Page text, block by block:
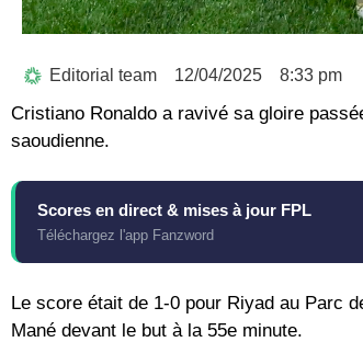
Editorial team 12/04/2025 8:33 pm
Cristiano Ronaldo a ravivé sa gloire
saoudienne.
Scores en direct & mises à jour FPL
Téléchargez l'app Fanzword
Le score était de 1-0 pour Riyad au Parc
Mané devant le but à la 55e minute.